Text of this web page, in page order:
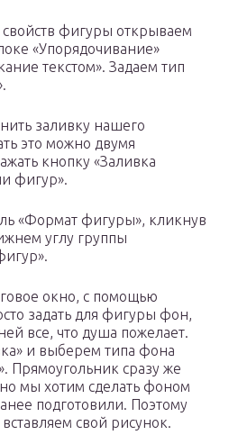
фигуры открываем
«Упорядочивание»
текстом». Задаем тип
заливку нашего
это можно двумя
кнопку «Заливка
фигур».
«Формат фигуры», кликнув
углу группы
окно, с помощью
задать для фигуры фон,
все, что душа пожелает.
и выберем типа фона
Прямоугольник сразу же
но мы хотим сделать фоном
подготовили. Поэтому
свой рисунок.